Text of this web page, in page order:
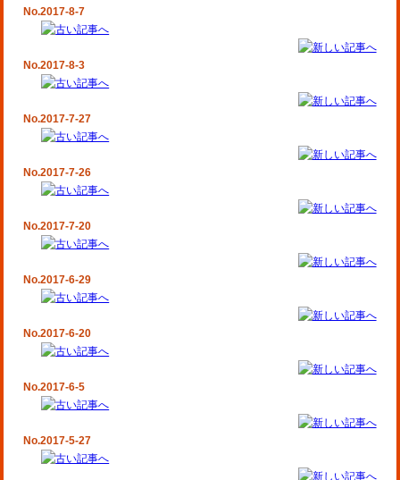
No.2017-8-7
No.2017-8-3
No.2017-7-27
No.2017-7-26
No.2017-7-20
No.2017-6-29
No.2017-6-20
No.2017-6-5
No.2017-5-27